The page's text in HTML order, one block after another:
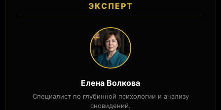
ЭКСПЕРТ
Елена Волкова
Специалист по глубинной психологии и анализу
сновидений.